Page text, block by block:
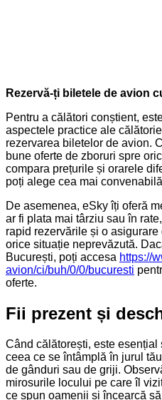
Rezervă-ți biletele de avion
Pentru a călători conștient,
aspectele practice ale
rezervarea biletelor de avion.
bune oferte de zboruri spre
compara prețurile și orarele
poți alege cea mai
De asemenea, eSky îți oferă
ar fi plata mai târziu sau în
rapid rezervările și o
orice situație neprevăzută.
București, poți accesa https://
avion/ci/buh/0/0/bucuresti
oferte.
Fii prezent și
Când călătorești, este
ceea ce se întâmplă în jurul
de gânduri sau de griji.
mirosurile locului pe care îl
ce spun oamenii și încearcă